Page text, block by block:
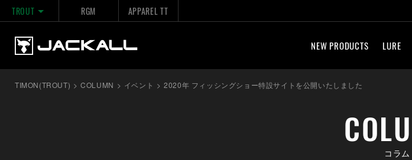
TROUT RGM APPAREL TT
NEW PRODUCTS LURE
TIMON(TROUT) > COLUMN > イベント > 2020年 フィッシングショー特設サイトを公開いたしました
コラム